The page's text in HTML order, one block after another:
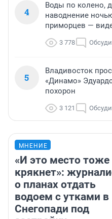
4
Воды по колено,
наводнение
приморцев —
3 778
5
Владивосток
«Динамо»
похорон
3 121
МНЕНИЕ
«И это место тоже
крякнет»:
о планах отдать
водоем с утками в
Снегопади под